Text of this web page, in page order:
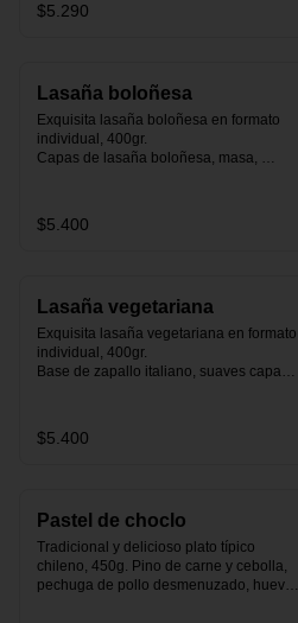
$5.290
Lasaña boloñesa
Exquisita lasaña boloñesa en formato
individual, 400gr.
Capas de lasaña boloñesa, masa,
$5.400
Lasaña vegetariana
Exquisita lasaña vegetariana en formato
individual, 400gr.
Base de zapallo italiano, suaves capas
$5.400
Pastel de choclo
Tradicional y delicioso plato típico
chileno, 450g. Pino de carne y cebolla,
pechuga de pollo desmenuzado, huevo,